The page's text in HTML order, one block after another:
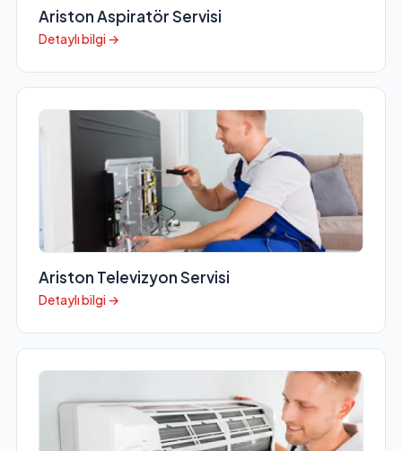
Ariston Aspiratör Servisi
Detaylı bilgi →
Ariston Televizyon Servisi
Detaylı bilgi →